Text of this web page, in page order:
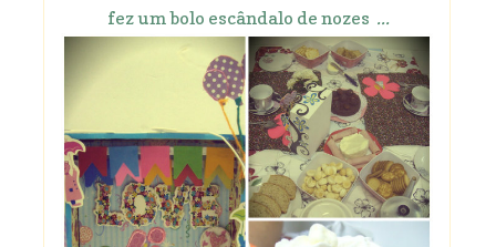
fez um bolo escândalo de nozes ...